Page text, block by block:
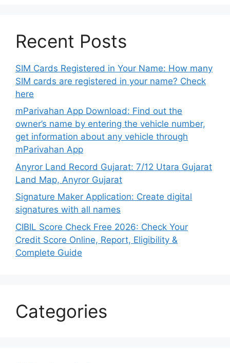
Recent Posts
SIM Cards Registered in Your Name: How many
SIM cards are registered in your name? Check
here
mParivahan App Download: Find out the
owner’s name by entering the vehicle number,
get information about any vehicle through
mParivahan App
Anyror Land Record Gujarat: 7/12 Utara Gujarat
Land Map, Anyror Gujarat
Signature Maker Application: Create digital
signatures with all names
CIBIL Score Check Free 2026: Check Your
Credit Score Online, Report, Eligibility &
Complete Guide
Categories